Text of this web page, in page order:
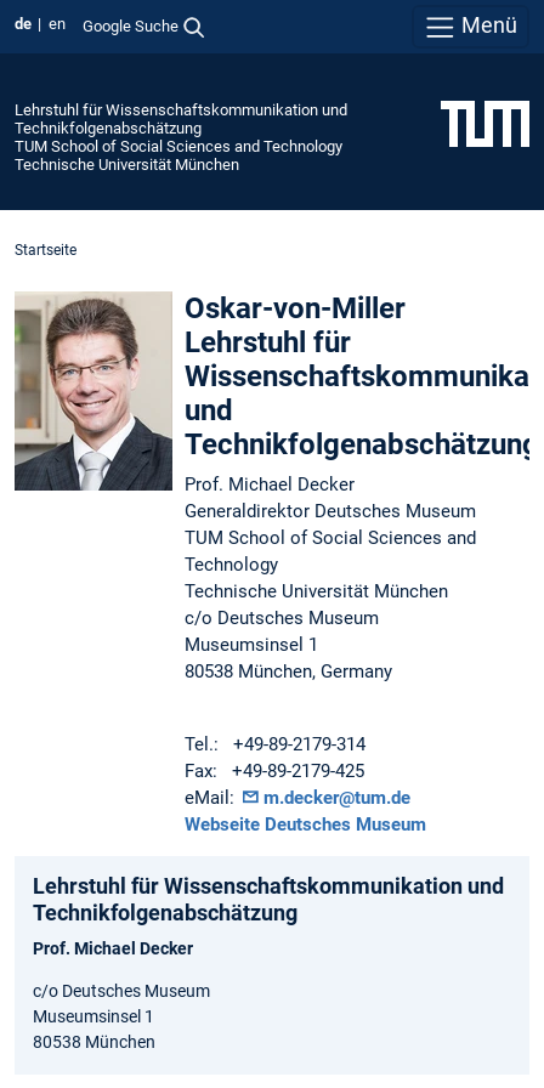
de en Google Suche Menü
Lehrstuhl für Wissenschaftskommunikation und
Technikfolgenabschätzung
TUM School of Social Sciences and Technology
Technische Universität München
Startseite
Oskar-von-Miller
Lehrstuhl für
und
Technikfolgenabschätzung
Prof. Michael Decker
Generaldirektor Deutsches Museum
TUM School of Social Sciences and
Technology
Technische Universität München
c/o Deutsches Museum
Museumsinsel 1
80538 München, Germany
Tel.: +49-89-2179-314
Fax: +49-89-2179-425
eMail:
m.decker@tum.de
Webseite Deutsches Museum
Lehrstuhl für Wissenschaftskommunikation und
Technikfolgenabschätzung
Prof. Michael Decker
c/o Deutsches Museum
Museumsinsel 1
80538 München